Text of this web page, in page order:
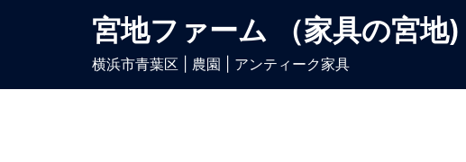
宮地ファーム （家具の宮地)
横浜市青葉区 | 農園 | アンティーク家具